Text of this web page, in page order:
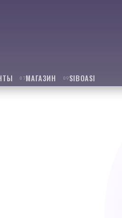
07МАГАЗИН 09SIBOASI